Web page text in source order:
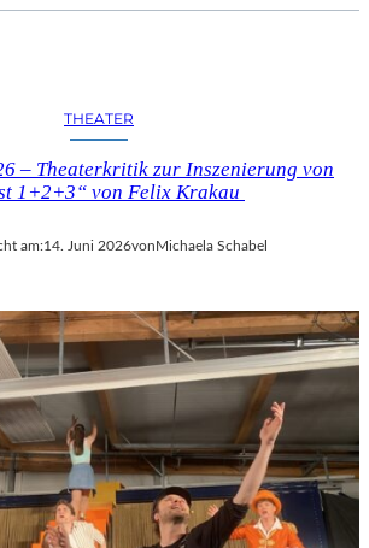
THEATER
– Theaterkritik zur Inszenierung von
1+2+3“ von Felix Krakau
am:14. Juni 2026vonMichaela Schabel